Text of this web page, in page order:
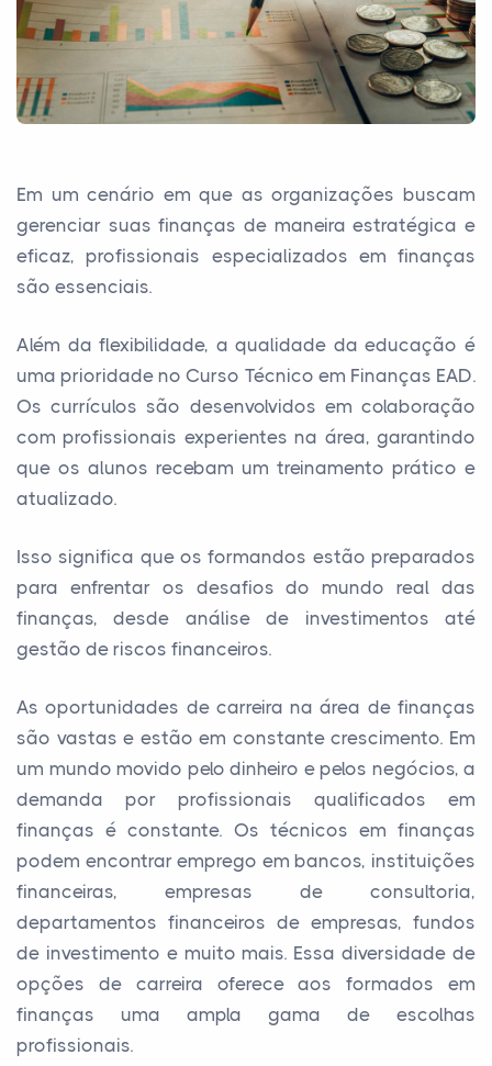
Em um cenário em que as organizações buscam
gerenciar suas finanças de maneira estratégica e
eficaz, profissionais especializados em finanças
são essenciais.
Além da flexibilidade, a qualidade da educação é
uma prioridade no Curso Técnico em Finanças EAD.
Os currículos são desenvolvidos em colaboração
com profissionais experientes na área, garantindo
que os alunos recebam um treinamento prático e
atualizado.
Isso significa que os formandos estão preparados
para enfrentar os desafios do mundo real das
finanças, desde análise de investimentos até
gestão de riscos financeiros.
As oportunidades de carreira na área de finanças
são vastas e estão em constante crescimento. Em
um mundo movido pelo dinheiro e pelos negócios, a
demanda por profissionais qualificados em
finanças é constante. Os técnicos em finanças
podem encontrar emprego em bancos, instituições
financeiras, empresas de consultoria,
departamentos financeiros de empresas, fundos
de investimento e muito mais. Essa diversidade de
opções de carreira oferece aos formados em
finanças uma ampla gama de escolhas
profissionais.